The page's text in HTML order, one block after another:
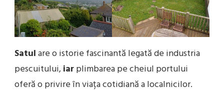
Satulare o istorie fascinantă legată de industria
pescuitului,iarplimbarea pe cheiul portului
oferă o privire în viața cotidiană a localnicilor.